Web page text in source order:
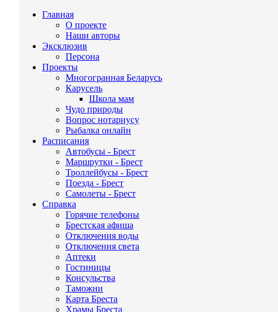
Главная
О проекте
Наши авторы
Эксклюзив
Персона
Проекты
Многогранная Беларусь
Карусель
Школа мам
Чудо природы
Вопрос нотариусу
Рыбалка онлайн
Расписания
Автобусы - Брест
Маршрутки - Брест
Троллейбусы - Брест
Поезда - Брест
Самолеты - Брест
Справка
Горячие телефоны
Брестская афиша
Отключения воды
Отключения света
Аптеки
Гостиницы
Консульства
Таможни
Карта Бреста
Храмы Бреста